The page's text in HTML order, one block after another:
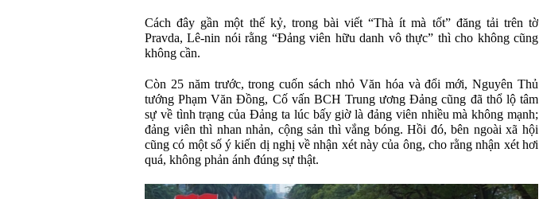
Cách đây gần một thế kỷ, trong bài viết “Thà ít mà tốt” đăng tải trên tờ
Pravda, Lê-nin nói rằng “Đảng viên hữu danh vô thực” thì cho không cũng
không cần.
Còn 25 năm trước, trong cuốn sách nhỏ Văn hóa và đổi mới, Nguyên Thủ
tướng Phạm Văn Đồng, Cố vấn BCH Trung ương Đảng cũng đã thổ lộ tâm
sự về tình trạng của Đảng ta lúc bấy giờ là đảng viên nhiều mà không mạnh;
đảng viên thì nhan nhản, cộng sản thì vắng bóng. Hồi đó, bên ngoài xã hội
cũng có một số ý kiến dị nghị về nhận xét này của ông, cho rằng nhận xét hơi
quá, không phản ánh đúng sự thật.